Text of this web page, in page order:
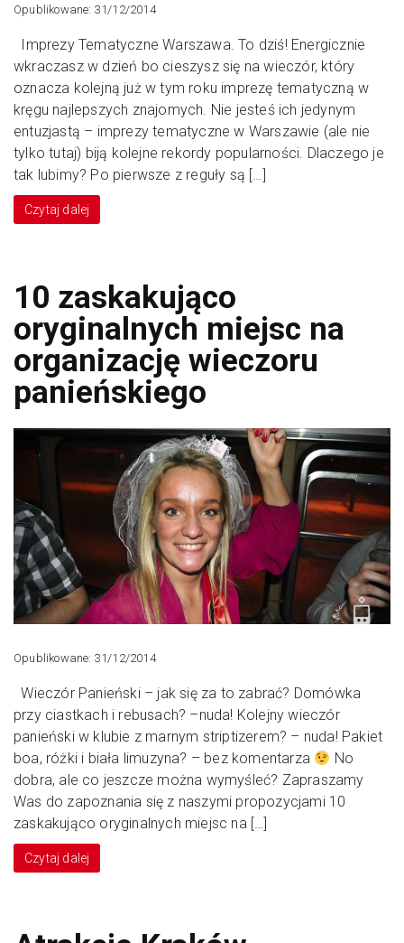
Opublikowane: 31/12/2014
Imprezy Tematyczne Warszawa. To dziś! Energicznie
wkraczasz w dzień bo cieszysz się na wieczór, który
oznacza kolejną już w tym roku imprezę tematyczną w
kręgu najlepszych znajomych. Nie jesteś ich jedynym
entuzjastą – imprezy tematyczne w Warszawie (ale nie
tylko tutaj) biją kolejne rekordy popularności. Dlaczego je
tak lubimy? Po pierwsze z reguły są […]
Czytaj dalej
10 zaskakująco
oryginalnych miejsc na
organizację wieczoru
panieńskiego
Opublikowane: 31/12/2014
Wieczór Panieński – jak się za to zabrać? Domówka
przy ciastkach i rebusach? –nuda! Kolejny wieczór
panieński w klubie z marnym striptizerem? – nuda! Pakiet
boa, różki i biała limuzyna? – bez komentarza
No
dobra, ale co jeszcze można wymyśleć? Zapraszamy
Was do zapoznania się z naszymi propozycjami 10
zaskakująco oryginalnych miejsc na […]
Czytaj dalej